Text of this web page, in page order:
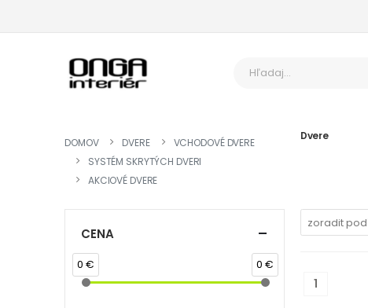
DOMOV DVERE
VCHODOVÉ DVERE
SYSTÉM SKRYTÝCH DVERI
AKCIOVÉ DVERE
Dvere
1(current)
CENA
0 € 0 €